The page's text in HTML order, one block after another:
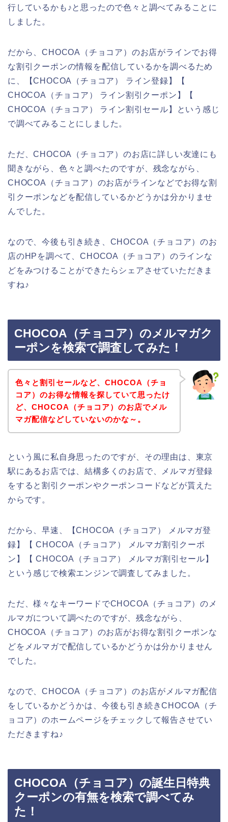
行しているかも♪と思ったので色々と調べてみることに
しました。
だから、CHOCOA（チョコア）のお店がラインでお得
な割引クーポンの情報を配信しているかを調べるため
に、【CHOCOA（チョコア） ライン登録】【
CHOCOA（チョコア） ライン割引クーポン】【
CHOCOA（チョコア） ライン割引セール】という感じ
で調べてみることにしました。
ただ、CHOCOA（チョコア）のお店に詳しい友達にも
聞きながら、色々と調べたのですが、残念ながら、
CHOCOA（チョコア）のお店がラインなどでお得な割
引クーポンなどを配信しているかどうかは分かりませ
んでした。
なので、今後も引き続き、CHOCOA（チョコア）のお
店のHPを調べて、CHOCOA（チョコア）のラインな
どをみつけることができたらシェアさせていただきま
すね♪
CHOCOA（チョコア）のメルマガク
ーポンを検索で調査してみた！
色々と割引セールなど、CHOCOA（チョ
コア）のお得な情報を探していて思ったけ
ど、CHOCOA（チョコア）のお店でメル
マガ配信などしていないのかな～。
という風に私自身思ったのですが、その理由は、東京
駅にあるお店では、結構多くのお店で、メルマガ登録
をすると割引クーポンやクーポンコードなどが貰えた
からです。
だから、早速、【CHOCOA（チョコア） メルマガ登
録】【 CHOCOA（チョコア） メルマガ割引クーポ
ン】【 CHOCOA（チョコア） メルマガ割引セール】
という感じで検索エンジンで調査してみました。
ただ、様々なキーワードでCHOCOA（チョコア）のメ
ルマガについて調べたのですが、残念ながら、
CHOCOA（チョコア）のお店がお得な割引クーポンな
どをメルマガで配信しているかどうかは分かりません
でした。
なので、CHOCOA（チョコア）のお店がメルマガ配信
をしているかどうかは、今後も引き続きCHOCOA（チ
ョコア）のホームページをチェックして報告させてい
ただきますね♪
CHOCOA（チョコア）の誕生日特典
クーポンの有無を検索で調べてみ
た！